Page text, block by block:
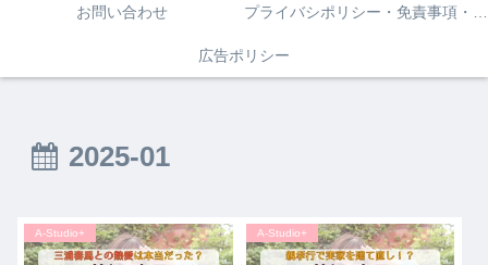
お問い合わせ
広告ポリシー
2025-01
A-Studio+ A-Studio+